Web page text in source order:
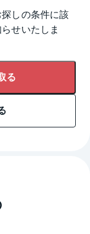
しの条件に該
せいたしま
る